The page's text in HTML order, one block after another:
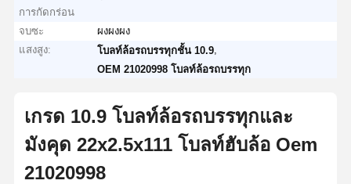
การกัดกร่อน
จบซะ
ผงผงผง
แสงสูง:
โบลท์ล้อรถบรรทุกชั้น 10.9
OEM 21020998 โบลท์ล้อรถบรรทุก
เกรด 10.9 โบลท์ล้อรถบรรทุกและ
มังคุด 22x2.5x111 โบลท์ฮับล้อ Oem
21020998